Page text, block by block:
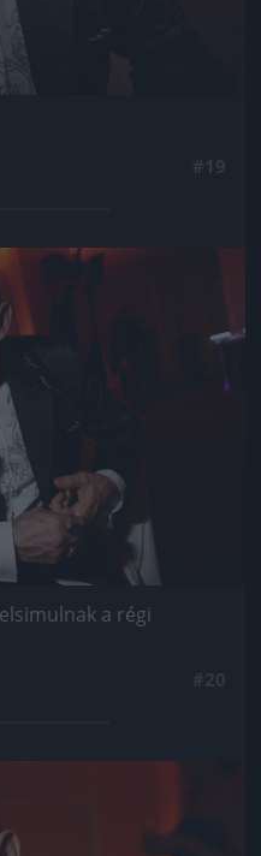
kép!
a régi
kép!